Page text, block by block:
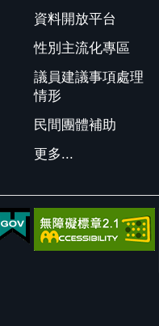
資料開放平台
性別主流化專區
議員建議事項處理
情形
民間團體補助
更多...